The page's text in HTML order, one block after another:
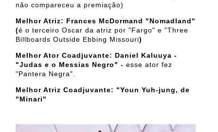
não compareceu a premiação)
Melhor Atriz: Frances McDormand "Nomadland"
(é o terceiro Oscar da atriz por "Fargo" e "Three
Billboards Outside Ebbing Missouri)
Melhor Ator Coadjuvante: Daniel Kaluuya -
"Judas e o Messias Negro" - esse ator fez
"Pantera Negra".
Melhor Atriz Coadjuvante: "Youn Yuh-jung, de
"Minari"